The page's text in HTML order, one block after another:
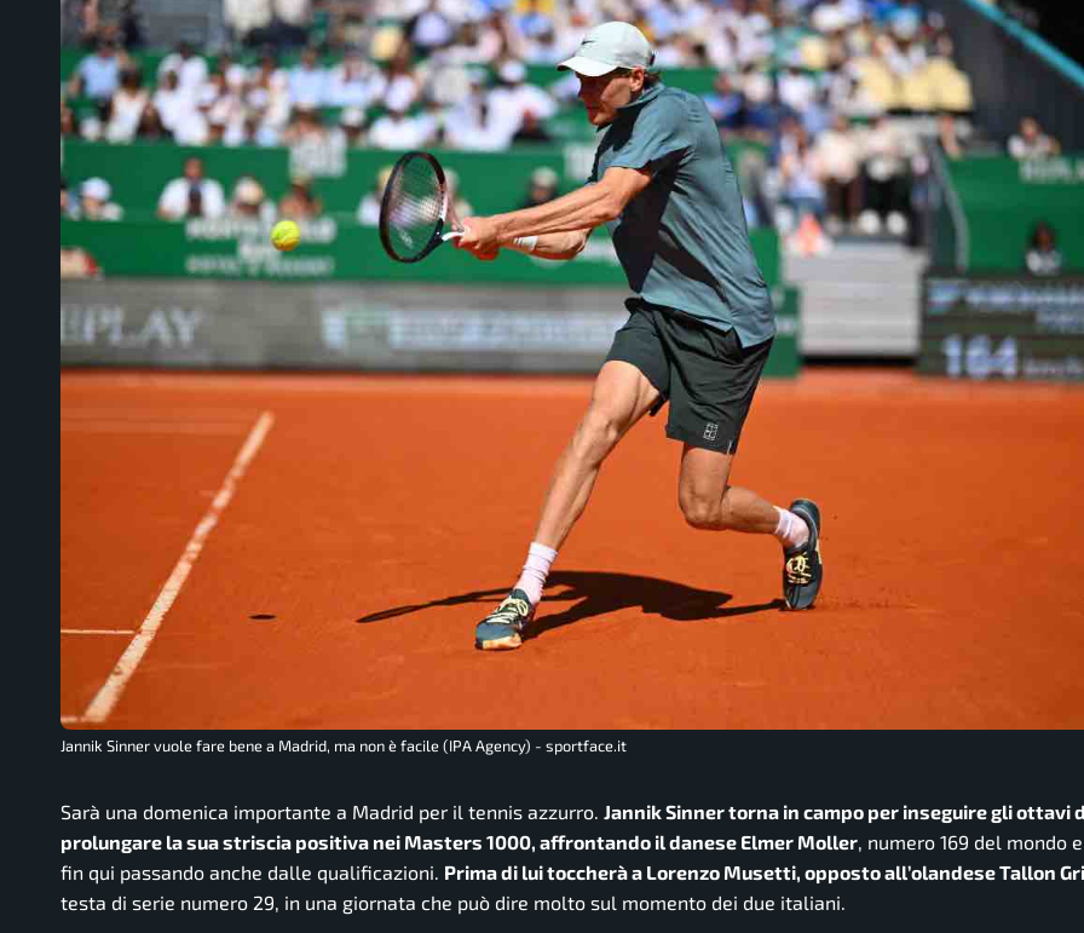
Jannik Sinner vuole fare bene a Madrid, ma non è facile (IPA Agency) - sportface.it
Sarà una domenica importante a Madrid per il tennis azzurro. Jannik Sinner torna in campo per inseguire gli ottavi
prolungare la sua striscia positiva nei Masters 1000, affrontando il danese Elmer Moller, numero 169 del mondo
fin qui passando anche dalle qualificazioni. Prima di lui toccherà a Lorenzo Musetti, opposto all’olandese Tallon
testa di serie numero 29, in una giornata che può dire molto sul momento dei due italiani.